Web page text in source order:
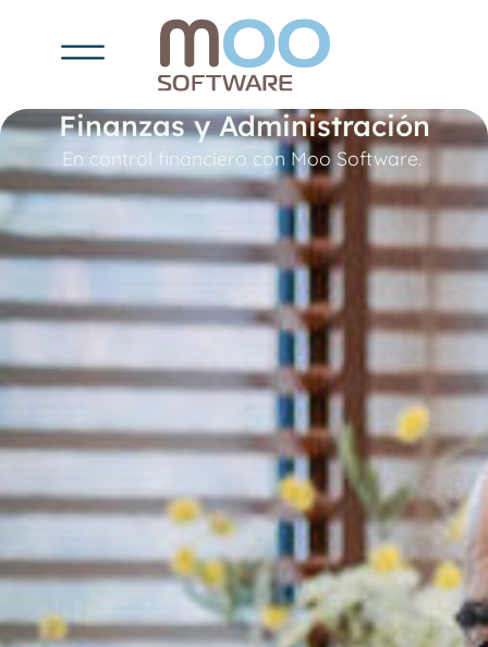
Finanzas y Administración
En control financiero con Moo Software.